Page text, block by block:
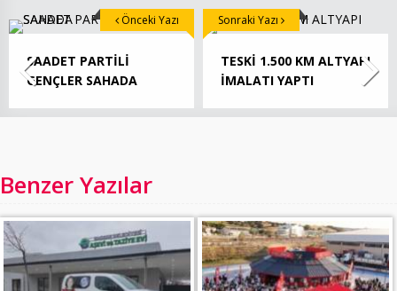
SAADET PARTİLİ
GENÇLER SAHADA
Önceki Yazı
TESKİ 1.500 KM ALTYAPI
İMALATI YAPTI
Sonraki Yazı
Benzer Yazılar